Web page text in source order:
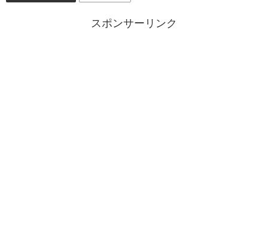
スポンサーリンク